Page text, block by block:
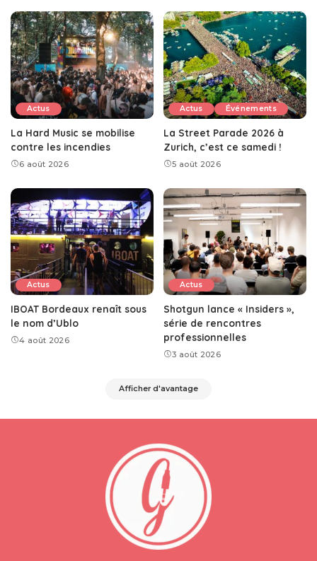
Actus
La Hard Music se mobilise
contre les incendies
6 août 2026
Actus Événements
La Street Parade 2026 à
Zurich, c’est ce samedi !
5 août 2026
Actus
IBOAT Bordeaux renaît sous
le nom d’Ublo
4 août 2026
Actus
Shotgun lance « Insiders »,
série de rencontres
professionnelles
3 août 2026
Afficher d'avantage